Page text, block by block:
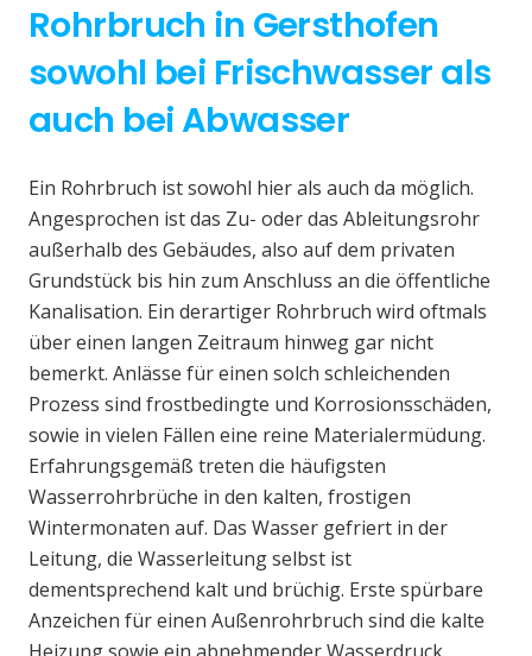
Rohrbruch in Gersthofen
sowohl bei Frischwasser als
auch bei Abwasser
Ein Rohrbruch ist sowohl hier als auch da möglich.
Angesprochen ist das Zu- oder das Ableitungsrohr
außerhalb des Gebäudes, also auf dem privaten
Grundstück bis hin zum Anschluss an die öffentliche
Kanalisation. Ein derartiger Rohrbruch wird oftmals
über einen langen Zeitraum hinweg gar nicht
bemerkt. Anlässe für einen solch schleichenden
Prozess sind frostbedingte und Korrosionsschäden,
sowie in vielen Fällen eine reine Materialermüdung.
Erfahrungsgemäß treten die häufigsten
Wasserrohrbrüche in den kalten, frostigen
Wintermonaten auf. Das Wasser gefriert in der
Leitung, die Wasserleitung selbst ist
dementsprechend kalt und brüchig. Erste spürbare
Anzeichen für einen Außenrohrbruch sind die kalte